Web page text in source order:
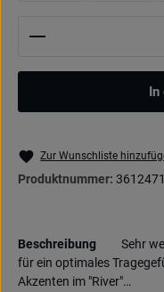
Produkt Anzahl:
In
Zur Wunschliste
Produktnummer:
Beschreibung
Sehr
für ein optimales
Akzenten im "River"…